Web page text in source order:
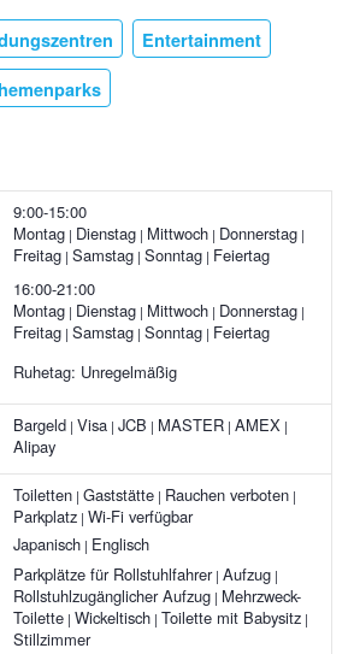
Entertainment
9:00-15:00
Montag Dienstag Mittwoch Donnerstag
Freitag Samstag Sonntag Feiertag
16:00-21:00
Montag Dienstag Mittwoch Donnerstag
Freitag Samstag Sonntag Feiertag
Ruhetag: Unregelmäßig
Bargeld Visa JCB MASTER AMEX
Alipay
Toiletten Gaststätte Rauchen verboten
Parkplatz Wi-Fi verfügbar
Japanisch Englisch
Parkplätze für Rollstuhlfahrer Aufzug
Rollstuhlzugänglicher Aufzug Mehrzweck-
Toilette Wickeltisch Toilette mit Babysitz
Stillzimmer